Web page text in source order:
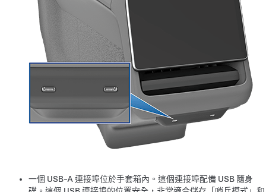
一個 USB-A 連接埠位於手套箱內。這個連接埠配備 USB 隨身